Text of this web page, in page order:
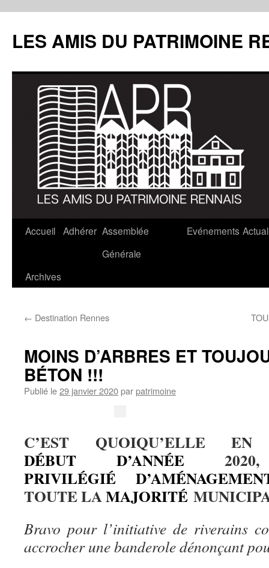
LES AMIS DU PATRIMOINE
Aller
contenu
Accueil Adhérer Assemblée
Générale
Evénements
Archives
← Destination Rennes
MOINS D’ARBRES ET
BÉTON !!!
Publié le29 janvier 2020parpatrimoine
C’EST QUOIQU’ELLE
DÉBUT D’ANNÉE
PRIVILÉGIÉ
TOUTE LAMAJORITÉ
Bravo pour l’initiative de riverains
accrocher une banderole dénonçant